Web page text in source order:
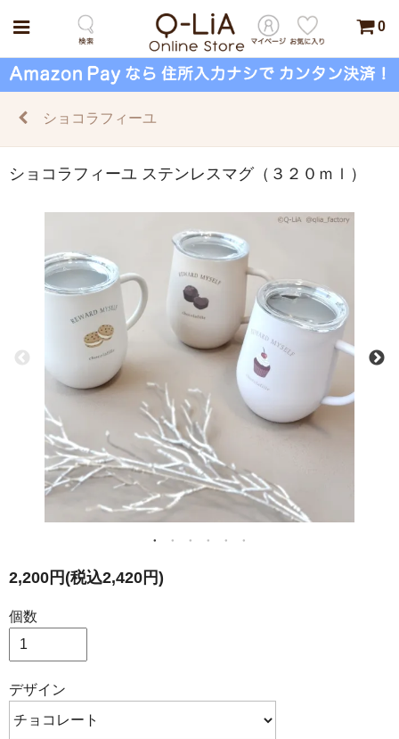
0
ショコラフィーユ
ショコラフィーユ ステンレスマグ（３２０ｍｌ）
2,200円(税込2,420円)
個数
デザイン